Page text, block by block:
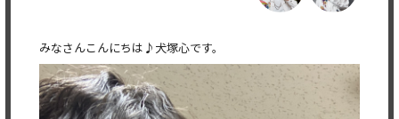
みなさんこんにちは♪犬塚心です。